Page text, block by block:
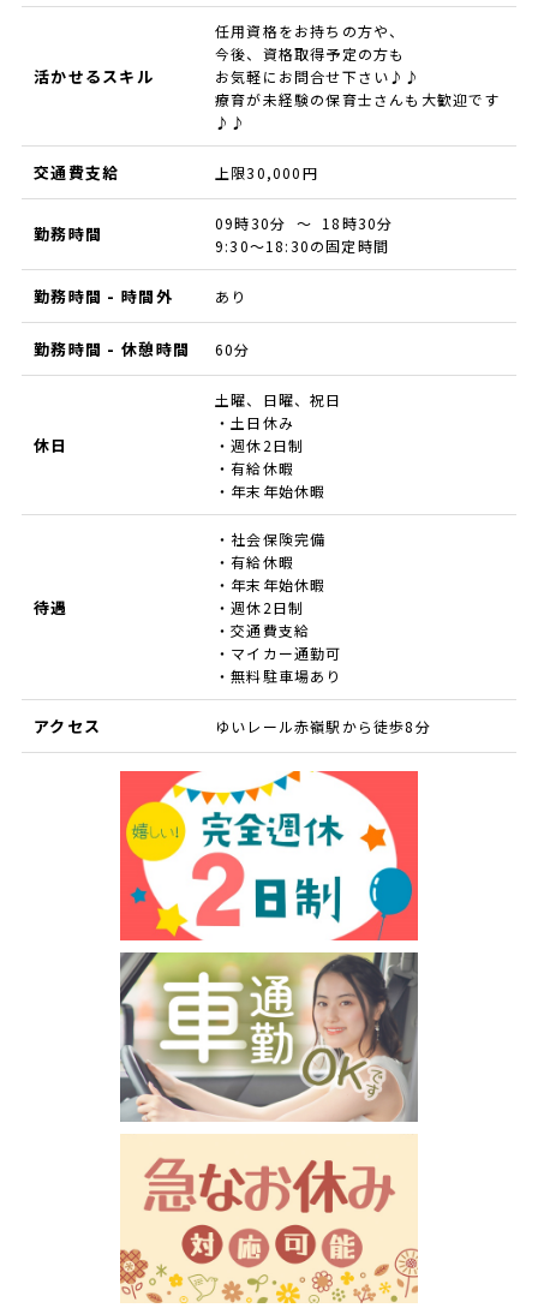
活かせるスキル
任用資格をお持ちの方や、
今後、資格取得予定の方も
お気軽にお問合せ下さい♪♪
療育が未経験の保育士さんも大歓迎です
♪♪
交通費支給 上限30,000円
勤務時間
09時30分 ～ 18時30分
9:30～18:30の固定時間
勤務時間 - 時間外 あり
勤務時間 - 休憩時間 60分
休日
土曜、日曜、祝日
・土日休み
・週休2日制
・有給休暇
・年末年始休暇
待遇
・社会保険完備
・有給休暇
・年末年始休暇
・週休2日制
・交通費支給
・マイカー通勤可
・無料駐車場あり
アクセス ゆいレール赤嶺駅から徒歩8分